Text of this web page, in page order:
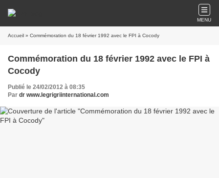
MENU
Accueil » Commémoration du 18 février 1992 avec le FPI à Cocody
Commémoration du 18 février 1992 avec le FPI à
Cocody
Publié le 24/02/2012 à 08:35
Par dr www.legrigriinternational.com